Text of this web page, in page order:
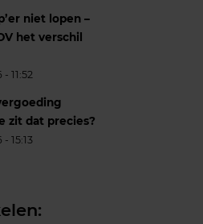
niet lopen –
het verschil
11:52
zit dat precies?
15:13